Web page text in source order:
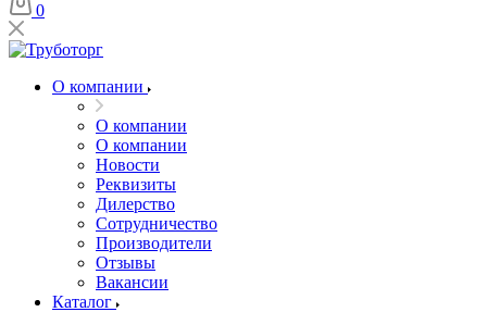
0
О компании
О компании
О компании
Новости
Реквизиты
Дилерство
Сотрудничество
Производители
Отзывы
Вакансии
Каталог